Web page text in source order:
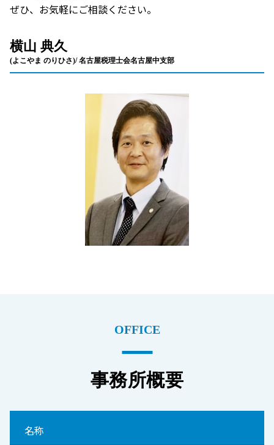
ぜひ、お気軽にご相談ください。
横山 典久
(よこやま のりひさ)/ 名古屋税理士会名古屋中支部
OFFICE
事務所概要
名称